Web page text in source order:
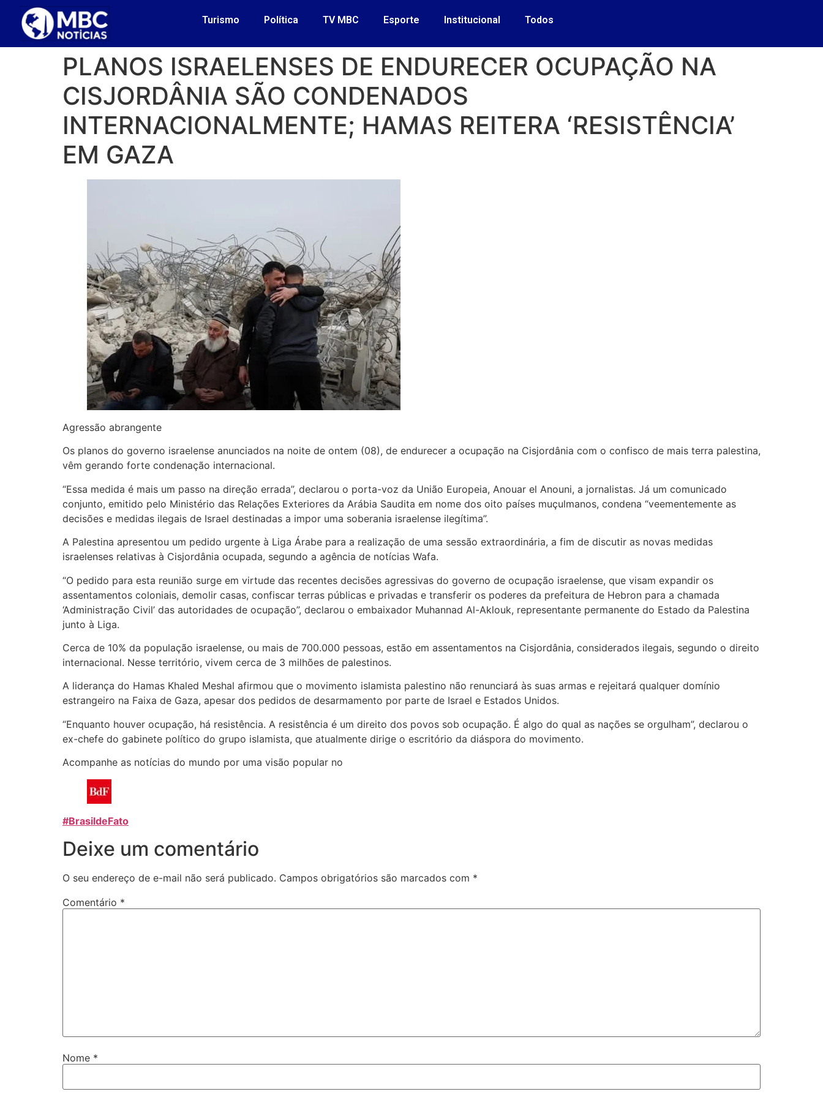
Turismo Política TV MBC Esporte Institucional Todos
PLANOS ISRAELENSES DE ENDURECER OCUPAÇÃO NA
CISJORDÂNIA SÃO CONDENADOS
INTERNACIONALMENTE; HAMAS REITERA ‘RESISTÊNCIA’
EM GAZA
Agressão abrangente
Os planos do governo israelense anunciados na noite de ontem (08), de endurecer a ocupação na Cisjordânia com o confisco de mais terra palestina,
vêm gerando forte condenação internacional.
“Essa medida é mais um passo na direção errada”, declarou o porta-voz da União Europeia, Anouar el Anouni, a jornalistas. Já um comunicado
conjunto, emitido pelo Ministério das Relações Exteriores da Arábia Saudita em nome dos oito países muçulmanos, condena “veementemente as
decisões e medidas ilegais de Israel destinadas a impor uma soberania israelense ilegítima”.
A Palestina apresentou um pedido urgente à Liga Árabe para a realização de uma sessão extraordinária, a fim de discutir as novas medidas
israelenses relativas à Cisjordânia ocupada, segundo a agência de notícias Wafa.
“O pedido para esta reunião surge em virtude das recentes decisões agressivas do governo de ocupação israelense, que visam expandir os
assentamentos coloniais, demolir casas, confiscar terras públicas e privadas e transferir os poderes da prefeitura de Hebron para a chamada
‘Administração Civil’ das autoridades de ocupação”, declarou o embaixador Muhannad Al-Aklouk, representante permanente do Estado da Palestina
junto à Liga.
Cerca de 10% da população israelense, ou mais de 700.000 pessoas, estão em assentamentos na Cisjordânia, considerados ilegais, segundo o direito
internacional. Nesse território, vivem cerca de 3 milhões de palestinos.
A liderança do Hamas Khaled Meshal afirmou que o movimento islamista palestino não renunciará às suas armas e rejeitará qualquer domínio
estrangeiro na Faixa de Gaza, apesar dos pedidos de desarmamento por parte de Israel e Estados Unidos.
“Enquanto houver ocupação, há resistência. A resistência é um direito dos povos sob ocupação. É algo do qual as nações se orgulham”, declarou o
ex-chefe do gabinete político do grupo islamista, que atualmente dirige o escritório da diáspora do movimento.
Acompanhe as notícias do mundo por uma visão popular no
#BrasildeFato
Deixe um comentário
O seu endereço de e-mail não será publicado. Campos obrigatórios são marcados com *
Comentário *
Nome *